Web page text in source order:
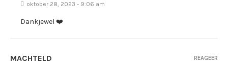
oktober 28, 2023 - 9:06 am
Dankjewel ❤️
MACHTELD REAGEER